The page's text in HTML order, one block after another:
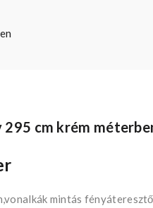
cm krém
mintás